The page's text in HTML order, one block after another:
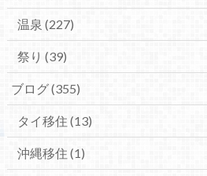
温泉 (227)
祭り (39)
ブログ(355)
タイ移住 (13)
沖縄移住 (1)